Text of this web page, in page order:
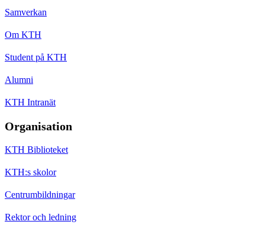
Samverkan
Om KTH
Student på KTH
Alumni
KTH Intranät
Organisation
KTH Biblioteket
KTH:s skolor
Centrumbildningar
Rektor och ledning